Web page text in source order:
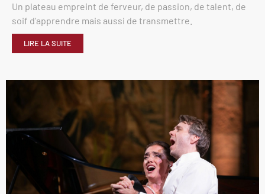
Un plateau empreint de ferveur, de passion, de talent, de
soif d’apprendre mais aussi de transmettre.
LIRE LA SUITE